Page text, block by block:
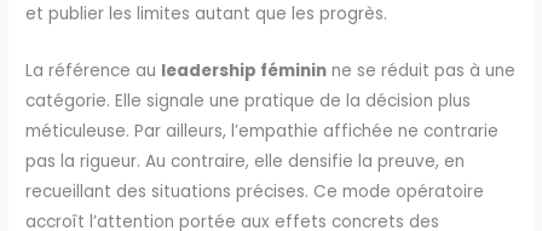
et publier les limites autant que les progrès.
La référence au leadership féminin ne se réduit pas à une
catégorie. Elle signale une pratique de la décision plus
méticuleuse. Par ailleurs, l’empathie affichée ne contrarie
pas la rigueur. Au contraire, elle densifie la preuve, en
recueillant des situations précises. Ce mode opératoire
accroît l’attention portée aux effets concrets des